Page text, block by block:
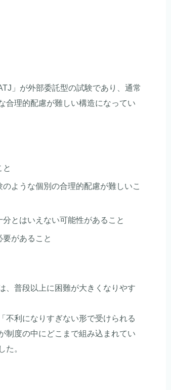
」が外部委託型の試験であり、通常
合理的配慮が難しい構造になってい
と
ような個別の合理的配慮が難しいこ
とはいえない可能性があること
があること
、普段以上に困難が大きくなりやす
不利になりすぎない形で受けられる
制度の中にどこまで組み込まれてい
た。